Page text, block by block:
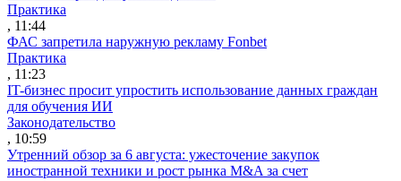
Практика
, 11:44
ФАС запретила наружную рекламу Fonbet
Практика
, 11:23
IT-бизнес просит упростить использование данных граждан
для обучения ИИ
Законодательство
, 10:59
Утренний обзор за 6 августа: ужесточение закупок
иностранной техники и рост рынка M&A за счет